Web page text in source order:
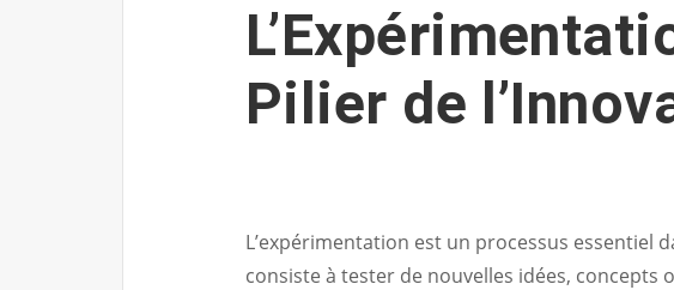
Pilier de
L’expérimentation est un processus essentiel
consiste à tester de nouvelles idées, concepts